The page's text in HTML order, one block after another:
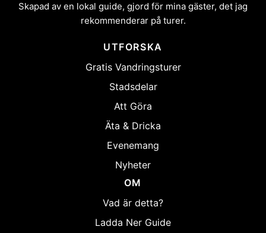
Skapad av en lokal guide, gjord för mina gäster, det jag
rekommenderar på turer.
UTFORSKA
Gratis Vandringsturer
Stadsdelar
Att Göra
Äta & Dricka
Evenemang
Nyheter
OM
Vad är detta?
Ladda Ner Guide